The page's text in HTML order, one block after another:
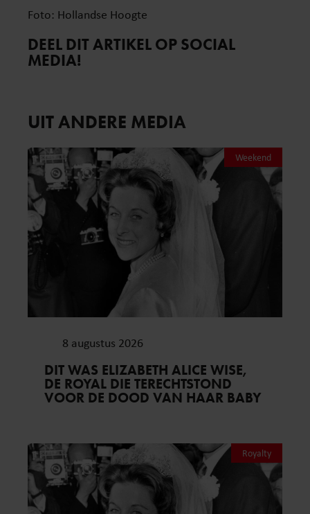
Foto: Hollandse Hoogte
DEEL DIT ARTIKEL OP SOCIAL
MEDIA!
UIT ANDERE MEDIA
Weekend
8 augustus 2026
DIT WAS ELIZABETH ALICE WISE,
DE ROYAL DIE TERECHTSTOND
VOOR DE DOOD VAN HAAR BABY
Royalty